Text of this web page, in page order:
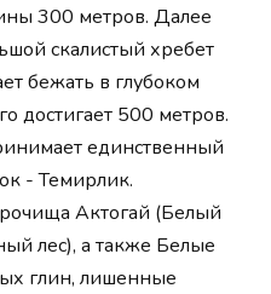
300 метров. Далее
скалистый хребет
бежать в глубоком
достигает 500 метров.
единственный
- Темирлик.
Актогай (Белый
лес), а также Белые
глин, лишенные